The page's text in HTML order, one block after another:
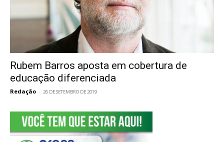
Rubem Barros aposta em cobertura de
educação diferenciada
Redação - 26 DE SETEMBRO DE 2019